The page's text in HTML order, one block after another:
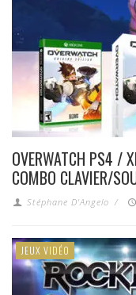
OVERWATCH PS4 /
COMBO CLAVIER/
Stéphane D'Angelo /
JEUX VIDÉO